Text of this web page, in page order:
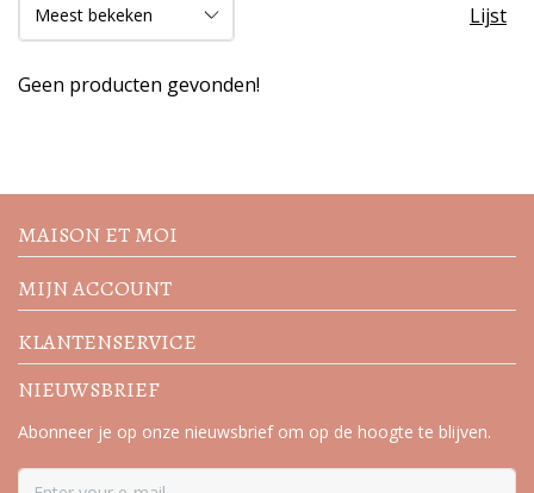
Lijst
Geen producten gevonden!
acties
MAISON ET MOI
MIJN ACCOUNT
KLANTENSERVICE
NIEUWSBRIEF
Abonneer je op onze nieuwsbrief om op de hoogte te blijven.